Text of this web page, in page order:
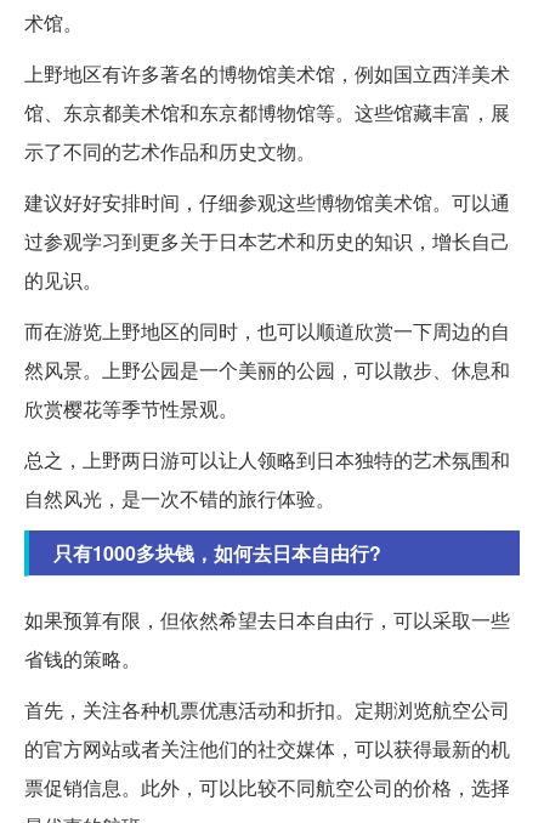
术馆。
上野地区有许多著名的博物馆美术馆，例如国立西洋美术
馆、东京都美术馆和东京都博物馆等。这些馆藏丰富，展
示了不同的艺术作品和历史文物。
建议好好安排时间，仔细参观这些博物馆美术馆。可以通
过参观学习到更多关于日本艺术和历史的知识，增长自己
的见识。
而在游览上野地区的同时，也可以顺道欣赏一下周边的自
然风景。上野公园是一个美丽的公园，可以散步、休息和
欣赏樱花等季节性景观。
总之，上野两日游可以让人领略到日本独特的艺术氛围和
自然风光，是一次不错的旅行体验。
只有1000多块钱，如何去日本自由行?
如果预算有限，但依然希望去日本自由行，可以采取一些
省钱的策略。
首先，关注各种机票优惠活动和折扣。定期浏览航空公司
的官方网站或者关注他们的社交媒体，可以获得最新的机
票促销信息。此外，可以比较不同航空公司的价格，选择